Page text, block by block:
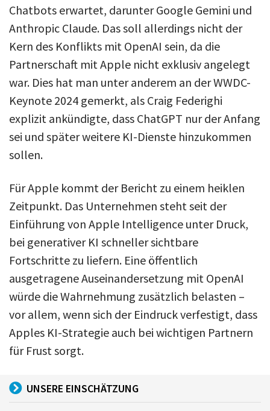
Chatbots erwartet, darunter Google Gemini und
Anthropic Claude. Das soll allerdings nicht der
Kern des Konflikts mit OpenAI sein, da die
Partnerschaft mit Apple nicht exklusiv angelegt
war. Dies hat man unter anderem an der WWDC-
Keynote 2024 gemerkt, als Craig Federighi
explizit ankündigte, dass ChatGPT nur der Anfang
sei und später weitere KI-Dienste hinzukommen
sollen.
Für Apple kommt der Bericht zu einem heiklen
Zeitpunkt. Das Unternehmen steht seit der
Einführung von Apple Intelligence unter Druck,
bei generativer KI schneller sichtbare
Fortschritte zu liefern. Eine öffentlich
ausgetragene Auseinandersetzung mit OpenAI
würde die Wahrnehmung zusätzlich belasten –
vor allem, wenn sich der Eindruck verfestigt, dass
Apples KI-Strategie auch bei wichtigen Partnern
für Frust sorgt.
UNSERE EINSCHÄTZUNG